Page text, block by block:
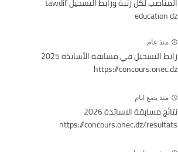
education dz
منذ عام
رابط التسجيل في مسابقة الأساتذة 2025
https://concours.onec.dz
منذ بضع ايام
نتائج مسابقة الاساتذة 2026
https://concours.onec.dz/resultats